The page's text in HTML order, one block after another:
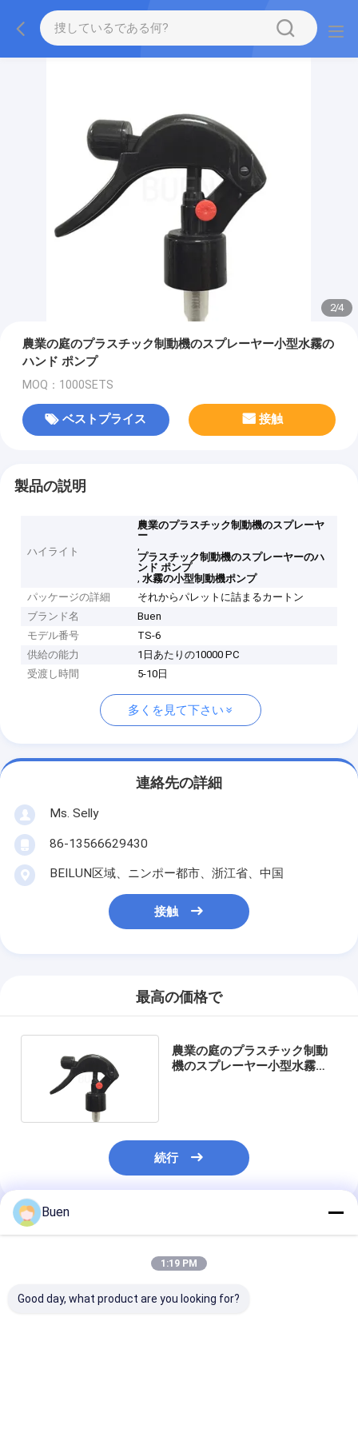
2/4
農業の庭のプラスチック制動機のスプレーヤー小型水霧の
ハンド ポンプ
MOQ：1000SETS
ベストプライス 接触
製品の説明
ハイライト
農業のプラスチック制動機のスプレーヤ
ー
,
プラスチック制動機のスプレーヤーのハ
ンド ポンプ
,水霧の小型制動機ポンプ
パッケージの詳細
それからパレットに詰まるカートン
ブランド名
Buen
モデル番号
TS-6
供給の能力
1日あたりの10000 PC
受渡し時間
5-10日
多くを見て下さい
連絡先の詳細
Ms. Selly
86-13566629430
BEILUN区域、ニンポー都市、浙江省、中国
接触
最高の価格で
農業の庭のプラスチック制動
機のスプレーヤー小型水霧の
続行
推薦されたプロダクト
Buen
1:19 PM
Good day, what product are you looking for?